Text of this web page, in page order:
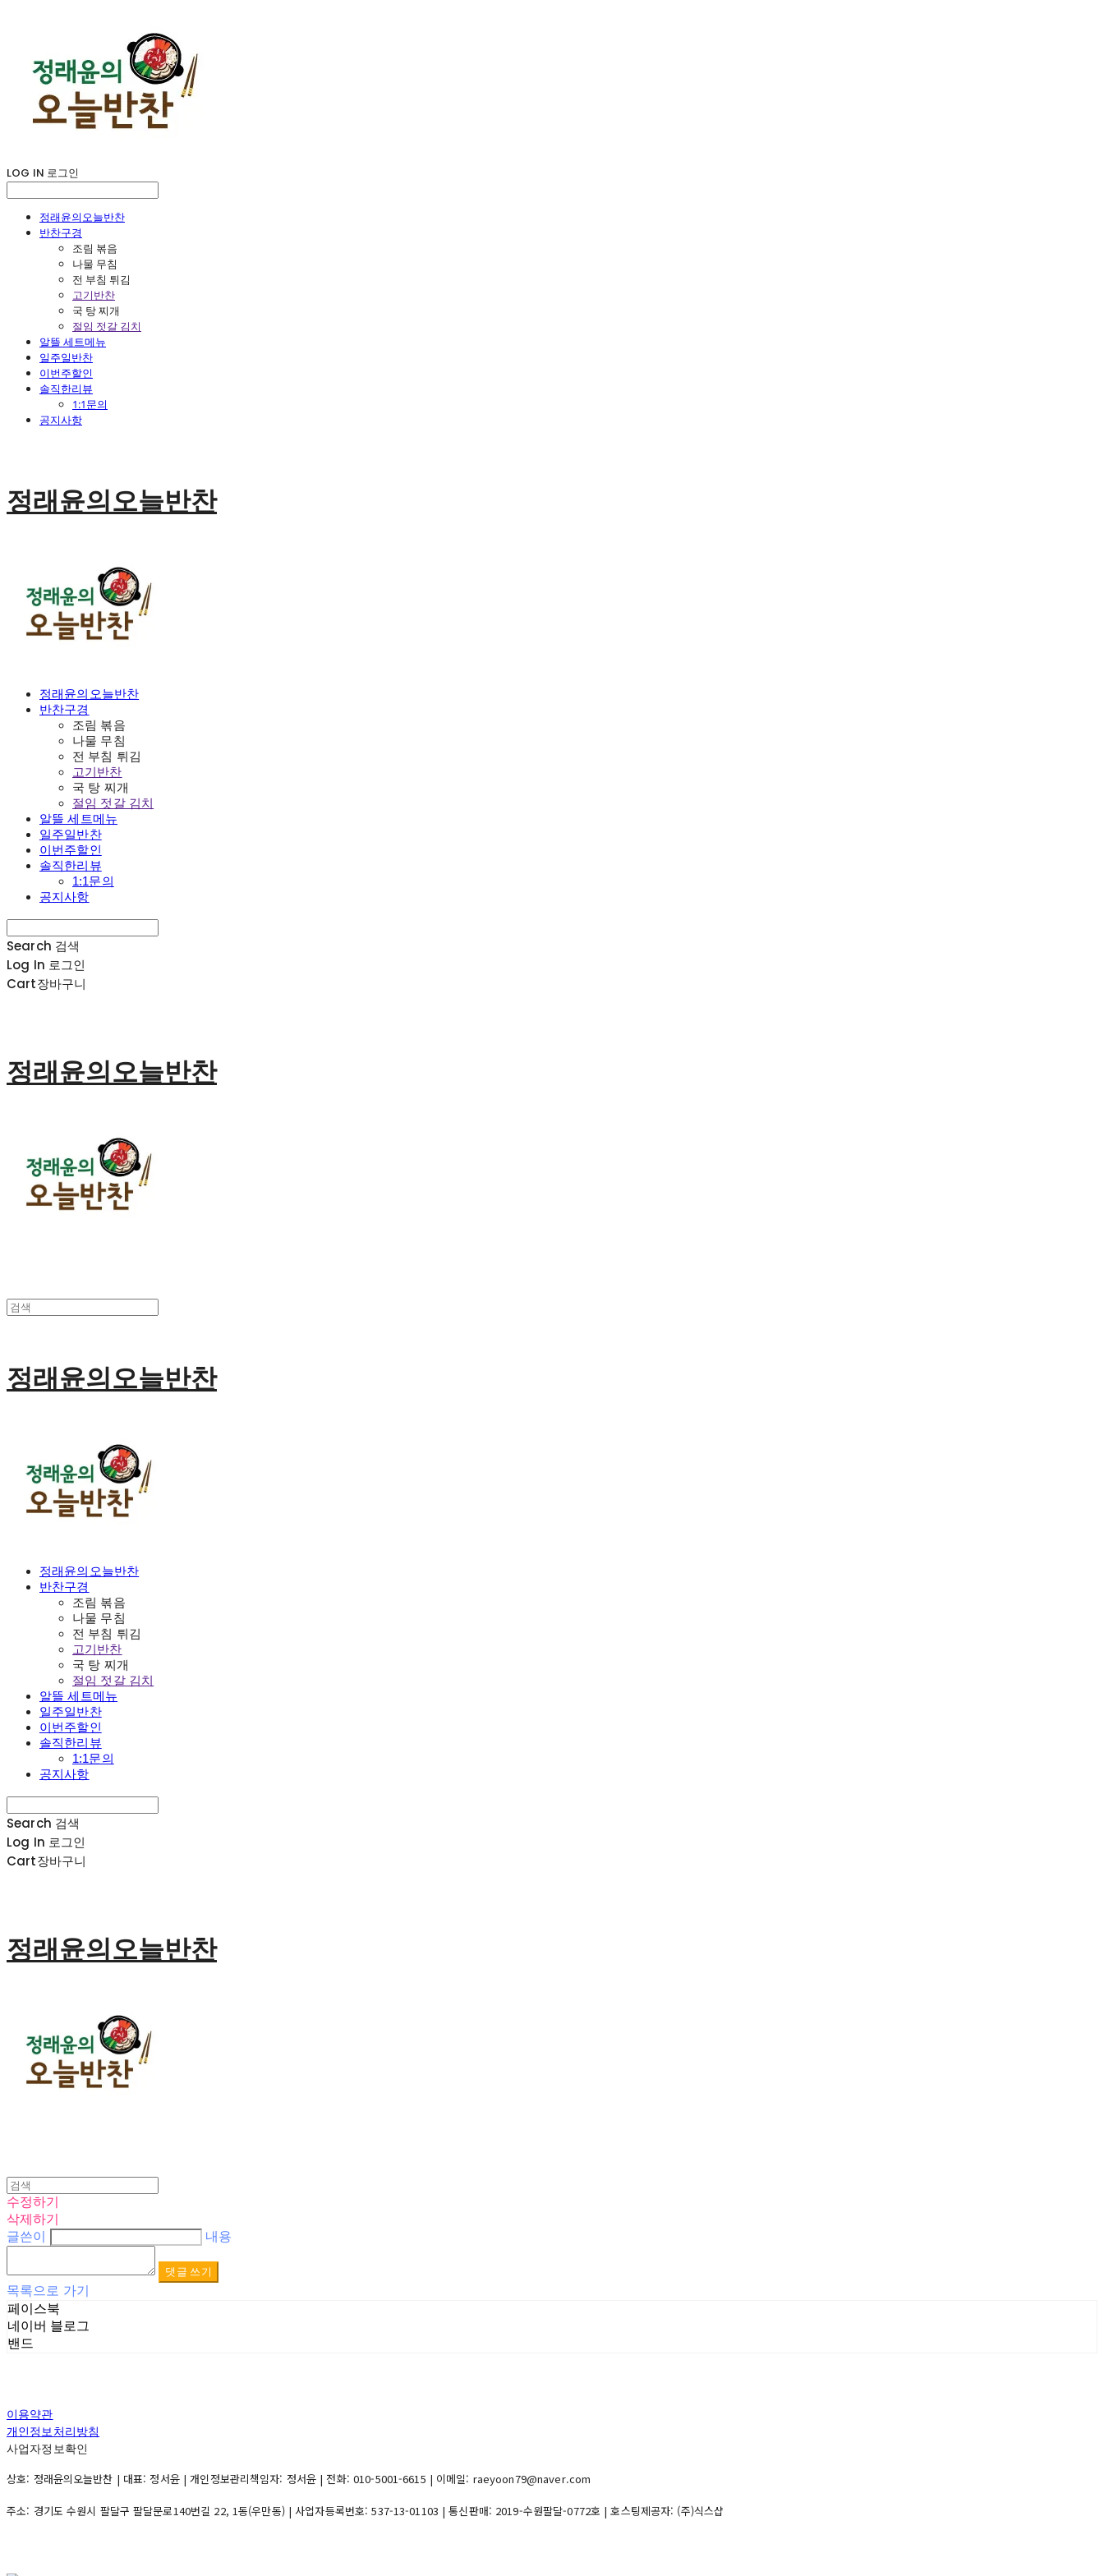
LOG IN 로그인
정래윤의오늘반찬
반찬구경
조림 볶음
나물 무침
전 부침 튀김
고기반찬
국 탕 찌개
절임 젓갈 김치
알뜰 세트메뉴
일주일반찬
이번주할인
솔직한리뷰
1:1문의
공지사항
정래윤의오늘반찬
정래윤의오늘반찬
반찬구경
조림 볶음
나물 무침
전 부침 튀김
고기반찬
국 탕 찌개
절임 젓갈 김치
알뜰 세트메뉴
일주일반찬
이번주할인
솔직한리뷰
1:1문의
공지사항
Search 검색
Log In 로그인
Cart장바구니
정래윤의오늘반찬
정래윤의오늘반찬
정래윤의오늘반찬
반찬구경
조림 볶음
나물 무침
전 부침 튀김
고기반찬
국 탕 찌개
절임 젓갈 김치
알뜰 세트메뉴
일주일반찬
이번주할인
솔직한리뷰
1:1문의
공지사항
Search 검색
Log In 로그인
Cart장바구니
정래윤의오늘반찬
수정하기
삭제하기
글쓴이
내용
댓글 쓰기
목록으로 가기
페이스북
네이버 블로그
밴드
이용약관
개인정보처리방침
사업자정보확인
상호: 정래윤의오늘반찬 | 대표: 정서윤 | 개인정보관리책임자: 정서윤 | 전화: 010-5001-6615 | 이메일: raeyoon79@naver.com
주소: 경기도 수원시 팔달구 팔달문로140번길 22, 1동(우만동) | 사업자등록번호:537-13-01103 | 통신판매: 2019-수원팔달-0772호 | 호스팅제공자: (주)식스샵